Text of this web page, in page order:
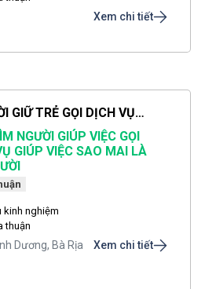
Xem chi tiết
CẦN TÌM NGƯỜI GIỮ TRẺ GỌI DỊCH VỤ SAO MAI CHỊ THẢO LÀ CÓ NGƯỜI SAU 1 PHÚT
NGƯỜI GIÚP VIỆC GỌI
GIÚP VIỆC SAO MAI LÀ
kinh nghiệm
thuận
Dương, Bà Rịa
Xem chi tiết